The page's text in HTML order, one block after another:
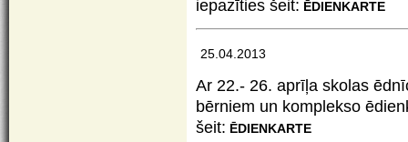
iepazīties šeit: ĒDIENKARTE
25.04.2013
Ar 22.- 26. aprīļa skolas
bērniem un komplekso
šeit: ĒDIENKARTE